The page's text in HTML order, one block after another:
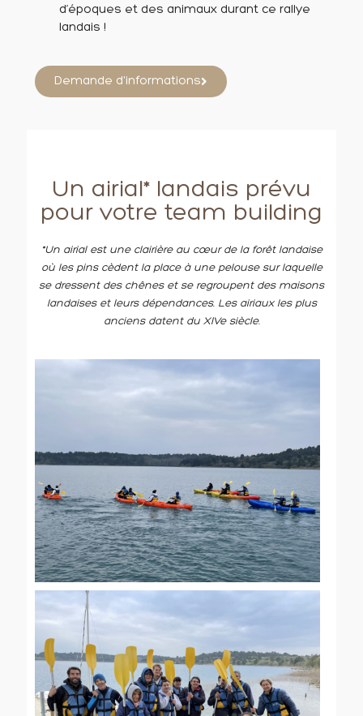
d’époques et des animaux durant ce rallye
landais !
Demande d'informations
Un airial* landais prévu
pour votre team building
*Un airial est une clairière au cœur de la forêt landaise
où les pins cèdent la place à une pelouse sur laquelle
se dressent des chênes et se regroupent des maisons
landaises et leurs dépendances. Les airiaux les plus
anciens datent du XIVe siècle.